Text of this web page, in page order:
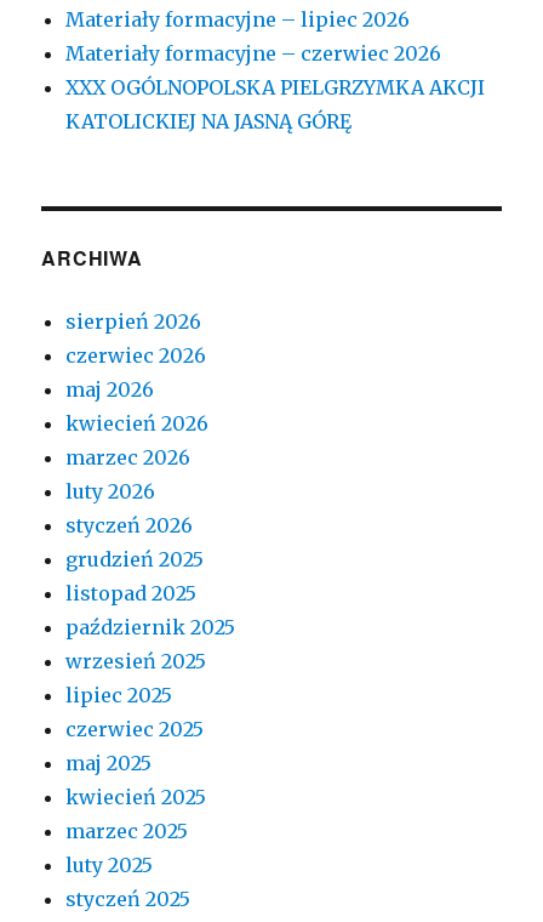
Materiały formacyjne – lipiec 2026
Materiały formacyjne – czerwiec 2026
XXX OGÓLNOPOLSKA PIELGRZYMKA AKCJI
KATOLICKIEJ NA JASNĄ GÓRĘ
ARCHIWA
sierpień 2026
czerwiec 2026
maj 2026
kwiecień 2026
marzec 2026
luty 2026
styczeń 2026
grudzień 2025
listopad 2025
październik 2025
wrzesień 2025
lipiec 2025
czerwiec 2025
maj 2025
kwiecień 2025
marzec 2025
luty 2025
styczeń 2025